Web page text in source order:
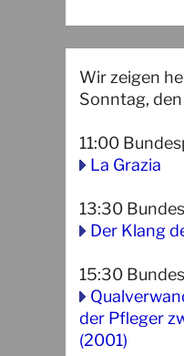
Wir zeigen
Sonntag,
11:00
La Grazia
13:30
Der Klang
15:30
der Pfleger
(2001)